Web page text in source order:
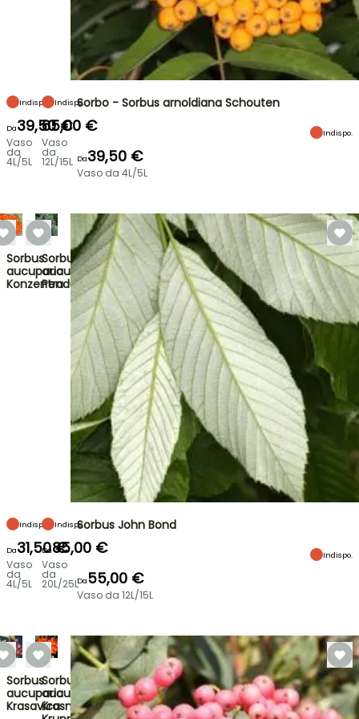
Indispo.
Da39,50 €
Vaso
da
4L/5L
Indispo.
65,00 €
Vaso
da
12L/15L
Sorbo - Sorbus arnoldiana Schouten
Indispo.
Da39,50 €
Vaso da 4L/5L
Sorbus
aucuparia
Konzentra
Indispo.
Da31,50 €
Vaso
da
4L/5L
Sorbus
aucuparia
Pendula
Indispo.
Da85,00 €
Vaso
da
20L/25L
Sorbus John Bond
Indispo.
Da55,00 €
Vaso da 12L/15L
Sorbus
aucuparia
Krasavica
Sorbus
aucuparia
Krasnaja